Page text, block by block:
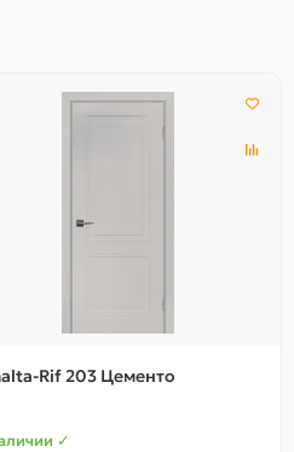
Rif 203 Цементо
✓